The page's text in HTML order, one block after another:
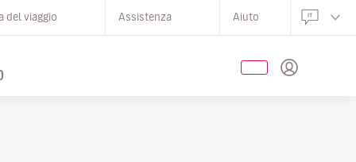
del viaggio Assistenza Aiuto